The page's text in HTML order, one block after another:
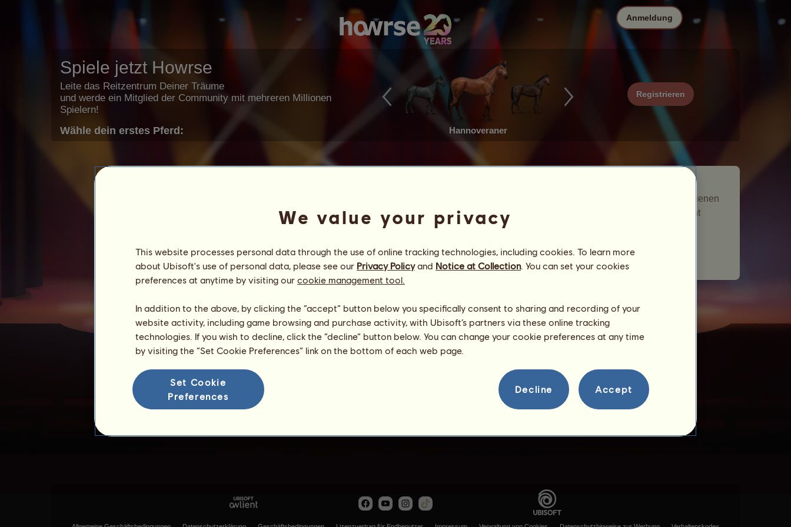
Spiele jetzt Howrse
Leite das Reitzentrum Deiner Träume
und werde ein Mitglied der Community mit mehreren Millionen
Spielern!
Wähle dein erstes Pferd: Hannoveraner
Registrieren
Anmeldung
Funk
erschienen
ist. Es ist vorübergehend in Deine Zucht
Anzahl der besuchten Spieler:
We value your privacy
This website processes personal data through the use of online tracking technologies, including cookies. To learn more
about Ubisoft's use of personal data, please see our Privacy Policyand Notice at Collection. You can set your cookies
preferences at anytime by visiting our cookie management tool.
In addition to the above, by clicking the “accept” button below you specifically consent to sharing and recording of your
website activity, including game browsing and purchase activity, with Ubisoft’s partners via these online tracking
technologies. If you wish to decline, click the “decline” button below. You can change your cookie preferences at any time
by visiting the “Set Cookie Preferences” link on the bottom of each web page.
Set Cookie
Preferences
Decline Accept